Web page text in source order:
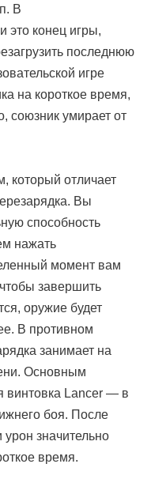
В
это конец игры,
последнюю
игре
на короткое время,
союзник умирает от
который отличает
Вы
способность
нажать
момент вам
завершить
оружие будет
В противном
занимает на
Основным
винтовка Lancer — в
боя. После
значительно
время.